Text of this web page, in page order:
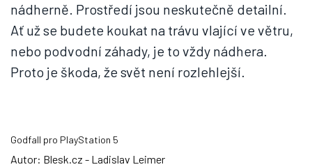
nádherně. Prostředí jsou neskutečně detailní.
Ať už se budete koukat na trávu vlající ve větru,
nebo podvodní záhady, je to vždy nádhera.
Proto je škoda, že svět není rozlehlejší.
Godfall pro PlayStation 5
Autor: Blesk.cz - Ladislav Leimer